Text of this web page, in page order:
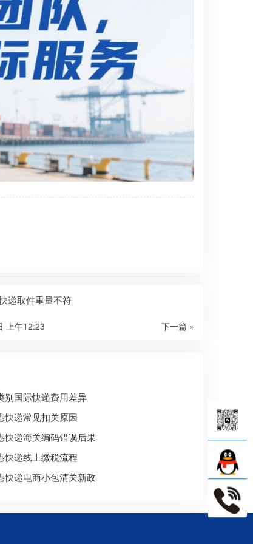
递取件重量不符
下一篇 »
上午12:23
别国际快递费用差异
快递常见扣关原因
快递海关编码错误后果
快递线上缴税流程
快递电商小包清关新政